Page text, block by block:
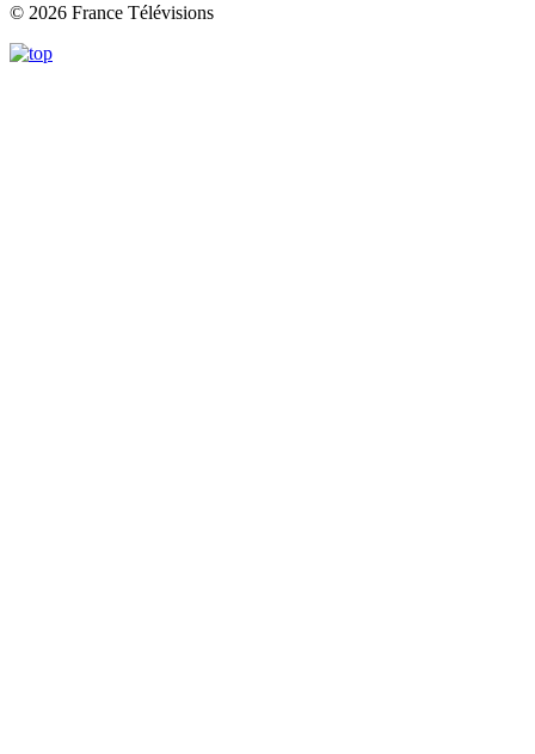
© 2026 France Télévisions